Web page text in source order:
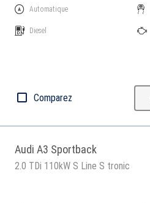
Automatique
Diesel
Comparez
Audi A3 Sportback
2.0 TDi 110kW S Line S tronic